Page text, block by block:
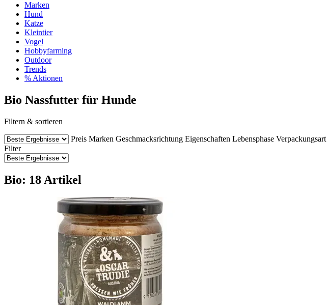
Marken
Hund
Katze
Kleintier
Vogel
Hobbyfarming
Outdoor
Trends
% Aktionen
Bio Nassfutter für Hunde
Filtern & sortieren
Preis Marken Geschmacksrichtung Eigenschaften Lebensphase Verpackungsart
Filter
Bio: 18 Artikel